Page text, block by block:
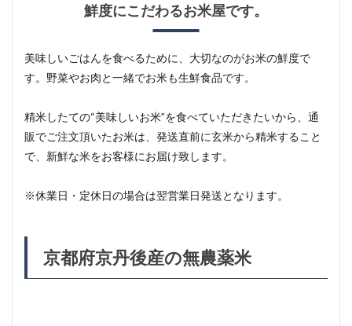
鮮度にこだわるお米屋です。
美味しいごはんを食べるために、大切なのがお米の鮮度で
す。野菜やお肉と一緒でお米も生鮮食品です。
精米したての“美味しいお米”を食べていただきたいから、通
販でご注文頂いたお米は、発送直前に玄米から精米すること
で、新鮮な米をお客様にお届け致します。
※休業日・定休日の場合は翌営業日発送となります。
京都府京丹後産の無農薬米